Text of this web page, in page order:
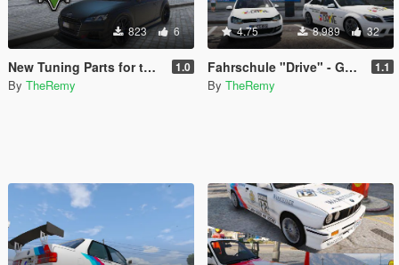
823 6
New Tuning Parts for the Audi TTS 2015 by "[YCA] SCRAT" 1.0
By TheRemy
4.75 8.989 32
Fahrschule "Drive" - German Driving School with 2 Cars 1.1
By TheRemy